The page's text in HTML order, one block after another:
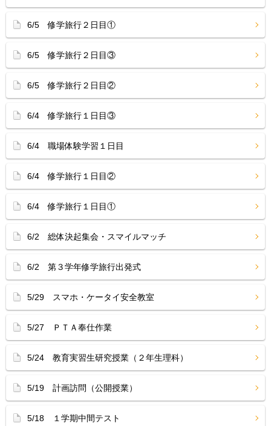
6/5 修学旅行２日目①
6/5 修学旅行２日目③
6/5 修学旅行２日目②
6/4 修学旅行１日目③
6/4 職場体験学習１日目
6/4 修学旅行１日目②
6/4 修学旅行１日目①
6/2 総体決起集会・スマイルマッチ
6/2 第３学年修学旅行出発式
5/29 スマホ・ケータイ安全教室
5/27 ＰＴＡ奉仕作業
5/24 教育実習生研究授業（２年生理科）
5/19 計画訪問（公開授業）
5/18 １学期中間テスト